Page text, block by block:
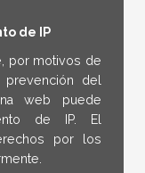
de IP
por motivos de
del
web puede
de IP. El
por los